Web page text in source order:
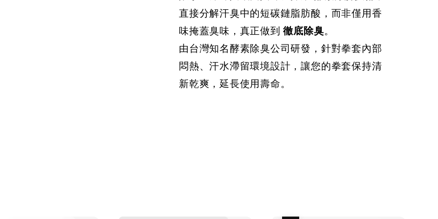
NT$ 350
NT$ 500
NT$ 500
直接分解汗臭中的短碳鏈脂肪酸，而非僅用香
味掩蓋臭味，真正做到徹底除臭。
由台灣知名酵素除臭公司研發，針對拳套內部
悶熱、汗水滯留環境設計，讓您的拳套保持清
新乾爽，延長使用壽命。